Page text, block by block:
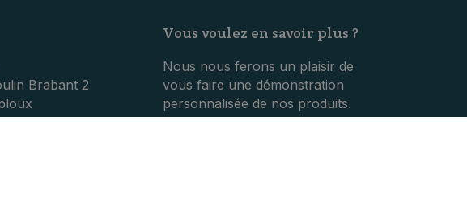
Brabant 2
Vous voulez en savoir plus ?
Nous nous ferons un plaisir de
vous faire une démonstration
personnalisée de nos produits.